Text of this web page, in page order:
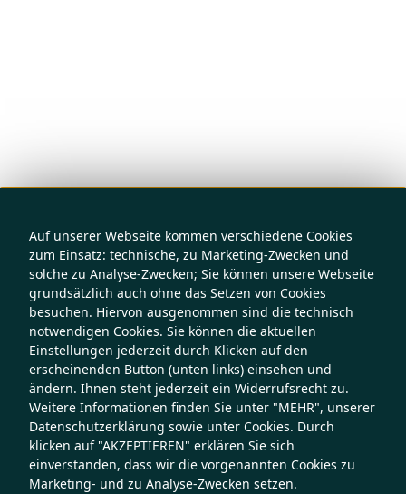
Auf unserer Webseite kommen verschiedene Cookies
zum Einsatz: technische, zu Marketing-Zwecken und
solche zu Analyse-Zwecken; Sie können unsere Webseite
grundsätzlich auch ohne das Setzen von Cookies
besuchen. Hiervon ausgenommen sind die technisch
notwendigen Cookies. Sie können die aktuellen
Einstellungen jederzeit durch Klicken auf den
erscheinenden Button (unten links) einsehen und
ändern. Ihnen steht jederzeit ein Widerrufsrecht zu.
Weitere Informationen finden Sie unter "MEHR", unserer
Datenschutzerklärung sowie unter Cookies. Durch
klicken auf "AKZEPTIEREN" erklären Sie sich
einverstanden, dass wir die vorgenannten Cookies zu
Marketing- und zu Analyse-Zwecken setzen.